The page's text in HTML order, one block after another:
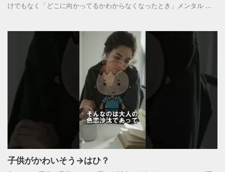
けでもなく「どこに向かってるかわからなくなったとき」メンタル ...
子供がかわいそう→はひ？